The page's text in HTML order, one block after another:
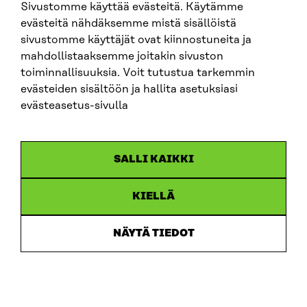
Sivustomme käyttää evästeitä. Käytämme
evästeitä nähdäksemme mistä sisällöistä
sivustomme käyttäjät ovat kiinnostuneita ja
mahdollistaaksemme joitakin sivuston
toiminnallisuuksia. Voit tutustua tarkemmin
evästeiden sisältöön ja hallita asetuksiasi
evästeasetus-sivulla
SALLI KAIKKI
KIELLÄ
NÄYTÄ TIEDOT
kuin nykyhetken ja kuinka paljon Venäjän
hyökkäyssota Ukrainassa on vaikuttanut
suomalaisten tulevaisuusnäkemyksiin. Myös
aikaisemmissa Tulevaisuusbarometreissa on kysytty
yleiseen tulevaisuusorientaatioon liittyviä kysymyksiä,
joten tuloksia voi vertailla.